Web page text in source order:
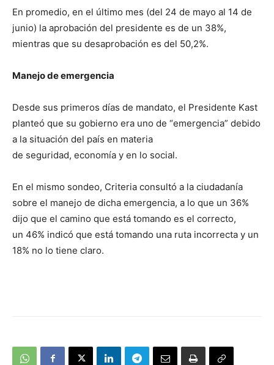
En promedio, en el último mes (del 24 de mayo al 14 de
junio) la aprobación del presidente es de un 38%,
mientras que su desaprobación es del 50,2%.
Manejo de emergencia
Desde sus primeros días de mandato, el Presidente Kast
planteó que su gobierno era uno de “emergencia” debido
a la situación del país en materia
de seguridad, economía y en lo social.
En el mismo sondeo, Criteria consultó a la ciudadanía
sobre el manejo de dicha emergencia, a lo que un 36%
dijo que el camino que está tomando es el correcto,
un 46% indicó que está tomando una ruta incorrecta y un
18% no lo tiene claro.